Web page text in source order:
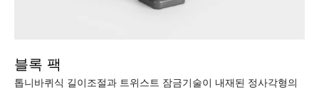
블록 팩
톱니바퀴식 길이조절과 트위스트 잠금기술이 내재된 정사각형의